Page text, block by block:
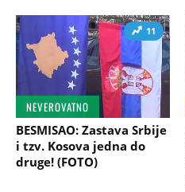
11
NEVEROVATNO
BESMISAO: Zastava Srbije
i tzv. Kosova jedna do
druge! (FOTO)